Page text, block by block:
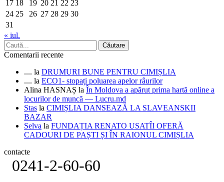
17 18 19 20 21 22 23
24 25 26 27 28 29 30
31
« iul.
Comentarii recente
.... la DRUMURI BUNE PENTRU CIMIȘLIA
.... la ECO1- stopați poluarea apelor râurilor
Alina HASNAȘ la În Moldova a apărut prima hartă online a
locurilor de muncă — Lucru.md
Stas la CIMIȘLIA DANSEAZĂ LA SLAVEANSKII
BAZAR
Selva la FUNDAȚIA RENATO USATÎI OFERĂ
CADOURI DE PAȘTI ȘI ÎN RAIONUL CIMIȘLIA
contacte
0241-2-60-60